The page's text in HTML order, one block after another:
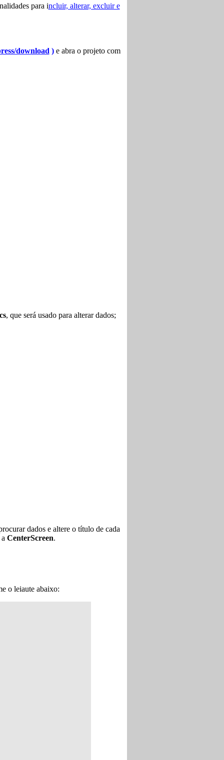
para incluir, alterar, excluir e
download ) e abra o projeto com
, que será usado para alterar dados;
dados e altere o título de cada
CenterScreen.
o leiaute abaixo: